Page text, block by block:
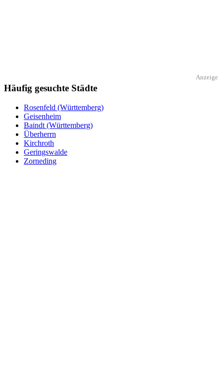
Anzeige
Häufig gesuchte Städte
Rosenfeld (Württemberg)
Geisenheim
Baindt (Württemberg)
Überherrn
Kirchroth
Geringswalde
Zorneding